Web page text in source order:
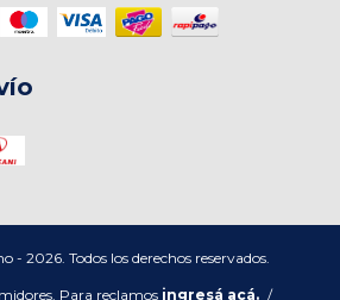
- 2026. Todos los derechos reservados.
Para reclamos ingresá acá. /